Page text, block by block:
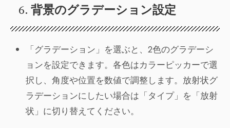
6. 背景のグラデーション設定
「グラデーション」を選ぶと、2色のグラデーシ
ョンを設定できます。各色はカラーピッカーで選
択し、角度や位置を数値で調整します。放射状グ
ラデーションにしたい場合は「タイプ」を「放射
状」に切り替えてください。